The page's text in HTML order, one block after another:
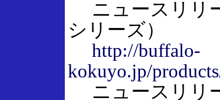
ニュースリリ
シリーズ）
http://buffalo-
kokuyo.jp/
ニュースリリ